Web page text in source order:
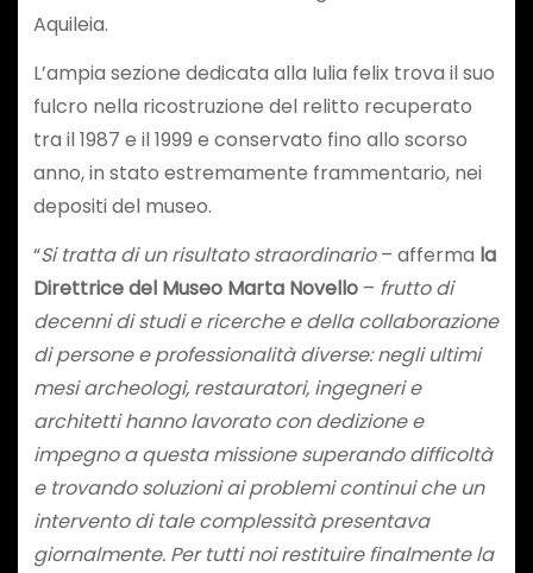
Aquileia.
L’ampia sezione dedicata alla Iulia felix trova il suo
fulcro nella ricostruzione del relitto recuperato
tra il 1987 e il 1999 e conservato fino allo scorso
anno, in stato estremamente frammentario, nei
depositi del museo.
“Si tratta di un risultato straordinario– afferma la
Direttrice del Museo Marta Novello– frutto di
decenni di studi e ricerche e della collaborazione
di persone e professionalità diverse: negli ultimi
mesi archeologi, restauratori, ingegneri e
architetti hanno lavorato con dedizione e
impegno a questa missione superando difficoltà
e trovando soluzioni ai problemi continui che un
intervento di tale complessità presentava
giornalmente. Per tutti noi restituire finalmente la